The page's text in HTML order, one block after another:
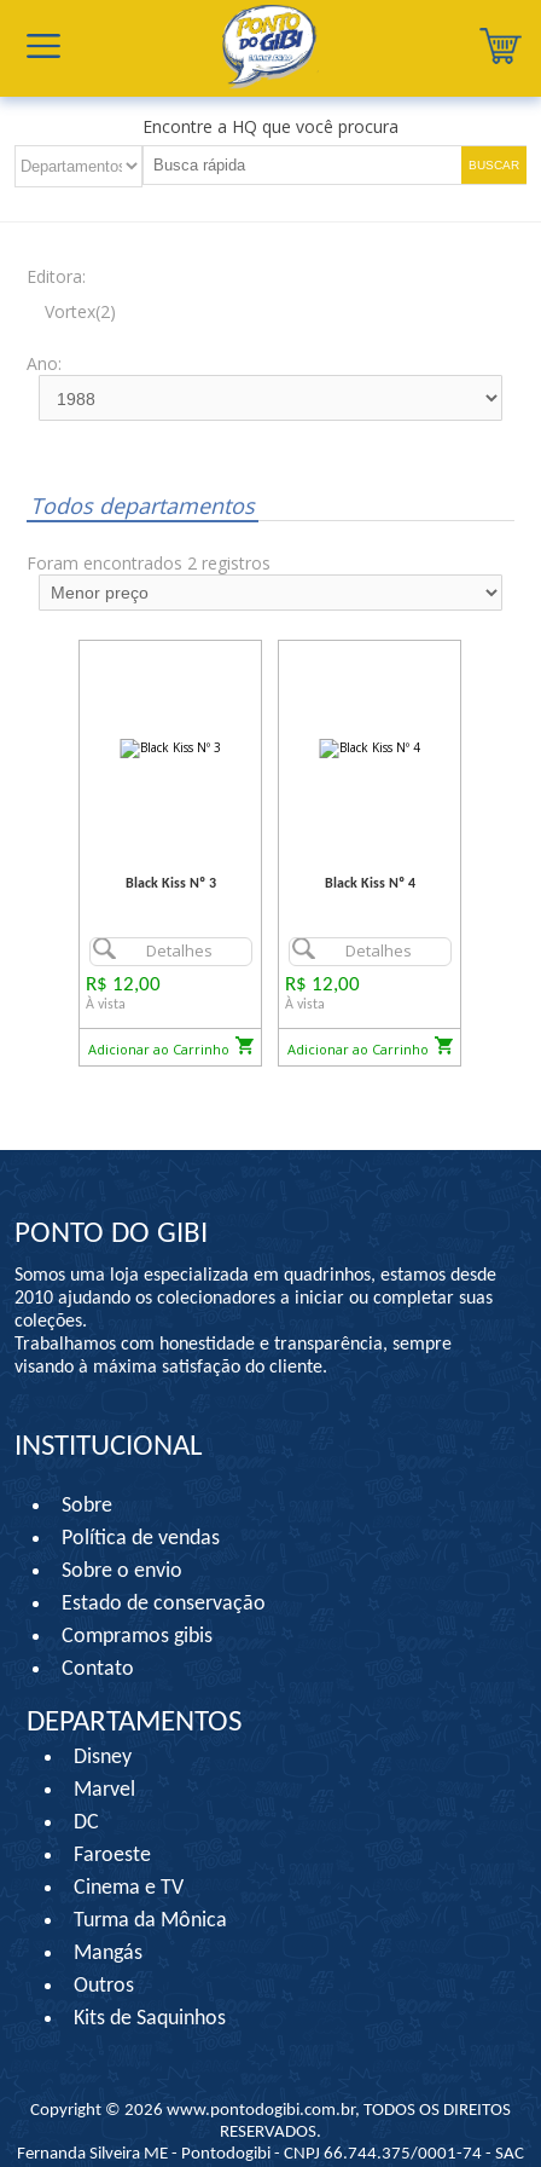
Encontre a HQ que você procura
Editora:
Vortex(2)
Ano:
Todos departamentos
Foram encontrados 2 registros
Black Kiss Nº 3
Detalhes
R$ 12,00
À vista
Adicionar ao Carrinho
Black Kiss Nº 4
Detalhes
R$ 12,00
À vista
Adicionar ao Carrinho
PONTO DO GIBI
Somos uma loja especializada em quadrinhos, estamos desde
2010 ajudando os colecionadores a iniciar ou completar suas
coleções.
Trabalhamos com honestidade e transparência, sempre
visando à máxima satisfação do cliente.
INSTITUCIONAL
Sobre
Política de vendas
Sobre o envio
Estado de conservação
Compramos gibis
Contato
DEPARTAMENTOS
Disney
Marvel
DC
Faroeste
Cinema e TV
Turma da Mônica
Mangás
Outros
Kits de Saquinhos
Copyright © 2026 www.pontodogibi.com.br, TODOS OS DIREITOS
RESERVADOS.
Fernanda Silveira ME - Pontodogibi - CNPJ 66.744.375/0001-74 - SAC